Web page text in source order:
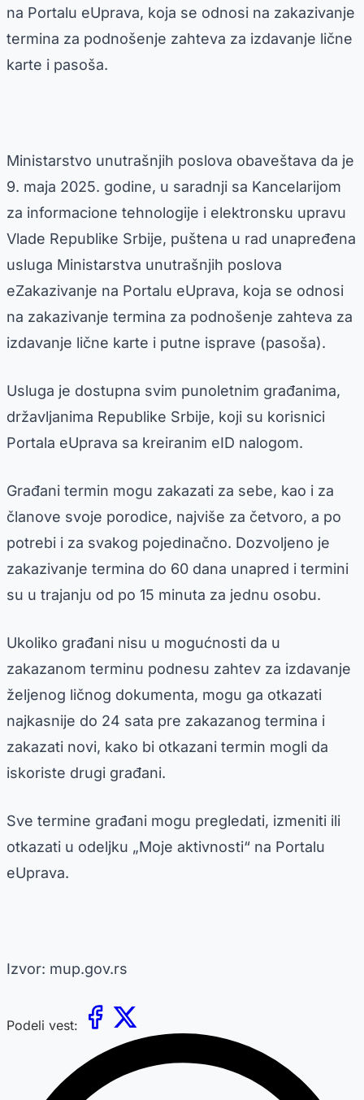
na Portalu eUprava, koja se odnosi na zakazivanje
termina za podnošenje zahteva za izdavanje lične
karte i pasoša.
Ministarstvo unutrašnjih poslova obaveštava da je
9. maja 2025. godine, u saradnji sa Kancelarijom
za informacione tehnologije i elektronsku upravu
Vlade Republike Srbije, puštena u rad unapređena
usluga Ministarstva unutrašnjih poslova
eZakazivanje na Portalu eUprava, koja se odnosi
na zakazivanje termina za podnošenje zahteva za
izdavanje lične karte i putne isprave (pasoša).
Usluga je dostupna svim punoletnim građanima,
državlјanima Republike Srbije, koji su korisnici
Portala eUprava sa kreiranim eID nalogom.
Građani termin mogu zakazati za sebe, kao i za
članove svoje porodice, najviše za četvoro, a po
potrebi i za svakog pojedinačno. Dozvolјeno je
zakazivanje termina do 60 dana unapred i termini
su u trajanju od po 15 minuta za jednu osobu.
Ukoliko građani nisu u mogućnosti da u
zakazanom terminu podnesu zahtev za izdavanje
želјenog ličnog dokumenta, mogu ga otkazati
najkasnije do 24 sata pre zakazanog termina i
zakazati novi, kako bi otkazani termin mogli da
iskoriste drugi građani.
Sve termine građani mogu pregledati, izmeniti ili
otkazati u odelјku „Moje aktivnosti“ na Portalu
eUprava.
Izvor: mup.gov.rs
Podeli vest: